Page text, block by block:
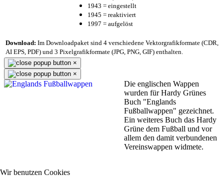
Wir benutzen Cookies
1943 = eingestellt
1945 = reaktiviert
1997 = aufgelöst
Download: Im Downloadpaket sind 4 verschiedene Vektorgrafikformate (CDR,
AI EPS, PDF) und 3 Pixelgrafikformate (JPG, PNG, GIF) enthalten.
×
×
Die englischen Wappen
wurden für Hardy Grünes
Buch "Englands
Fußballwappen" gezeichnet.
Ein weiteres Buch das Hardy
Grüne dem Fußball und vor
allem den damit verbundenen
Vereinswappen widmete.